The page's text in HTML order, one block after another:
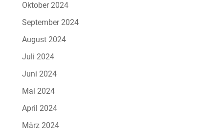
Oktober 2024
September 2024
August 2024
Juli 2024
Juni 2024
Mai 2024
April 2024
März 2024